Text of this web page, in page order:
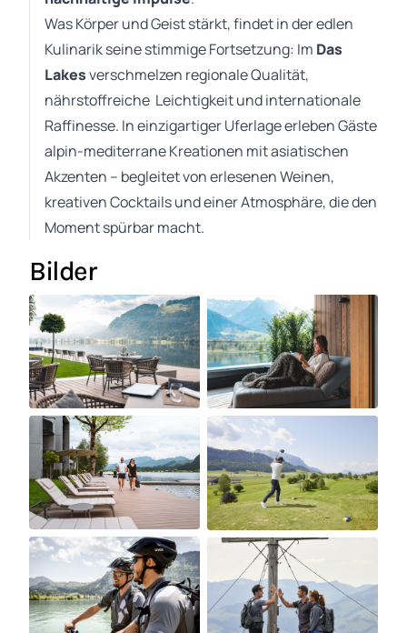
Was Körper und Geist stärkt, findet in der edlen
Kulinarik seine stimmige Fortsetzung: Im Das
Lakesverschmelzen regionale Qualität,
nährstoffreiche Leichtigkeit und internationale
Raffinesse. In einzigartiger Uferlage erleben Gäste
alpin-mediterrane Kreationen mit asiatischen
Akzenten – begleitet von erlesenen Weinen,
kreativen Cocktails und einer Atmosphäre, die den
Moment spürbar macht.
Bilder